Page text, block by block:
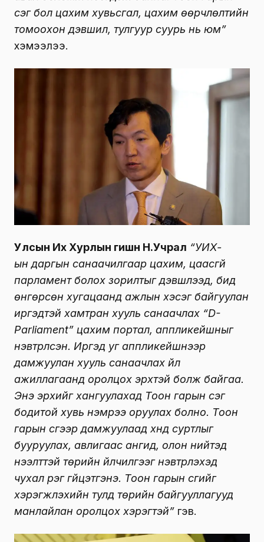
үсэг бол цахим хувьсгал, цахим өөрчлөлтийн
томоохон дэвшил, тулгуур суурь нь юм”
хэмээлээ.
Улсын Их Хурлын гишүүн Н.Учрал “УИХ-
ын даргын санаачилгаар цахим, цаасгүй
парламент болох зорилтыг дэвшүүлээд, бид
өнгөрсөн хугацаанд ажлын хэсэг байгуулан
иргэдтэй хамтран хууль санаачлах “D-
Parliament” цахим портал, аппликейшныг
нэвтрүүлсэн. Иргэд уг аппликейшнээр
дамжуулан хууль санаачлах үйл
ажиллагаанд оролцох эрхтэй болж байгаа.
Энэ эрхийг хангуулахад Тоон гарын үсэг
бодитой хувь нэмрээ оруулах болно. Тоон
гарын үсгээр дамжуулаад хүнд суртлыг
бууруулах, авлигаас ангид, олон нийтэд
нээлттэй төрийн үйлчилгээг нэвтрүүлэхэд
чухал үүрэг гүйцэтгэнэ. Тоон гарын үсгийг
хэрэгжүүлэхийн тулд төрийн байгууллагууд
манлайлан оролцох хэрэгтэй” гэв.